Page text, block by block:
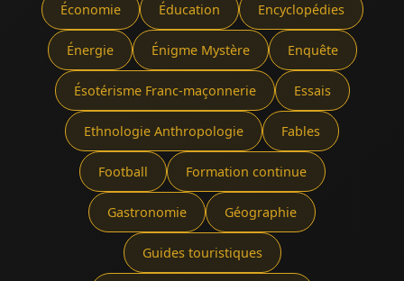
Économie Éducation Encyclopédies
Énergie Énigme Mystère Enquête
Ésotérisme Franc-maçonnerie Essais
Ethnologie Anthropologie Fables
Football Formation continue
Gastronomie Géographie
Guides touristiques